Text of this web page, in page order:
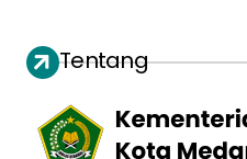
Tentang